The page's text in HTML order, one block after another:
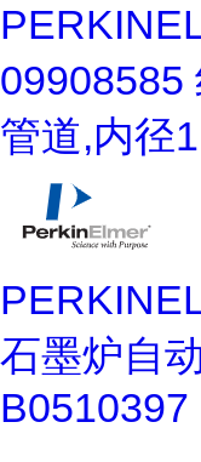
09908585
管道,内径
石墨炉自
B0510397